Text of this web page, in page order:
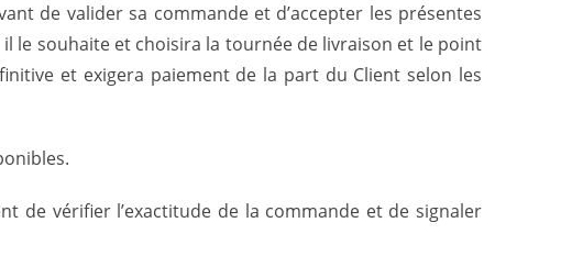
de valider sa commande et d’accepter les présentes
le souhaite et choisira la tournée de livraison et le point
et exigera paiement de la part du Client selon les
de vérifier l’exactitude de la commande et de signaler